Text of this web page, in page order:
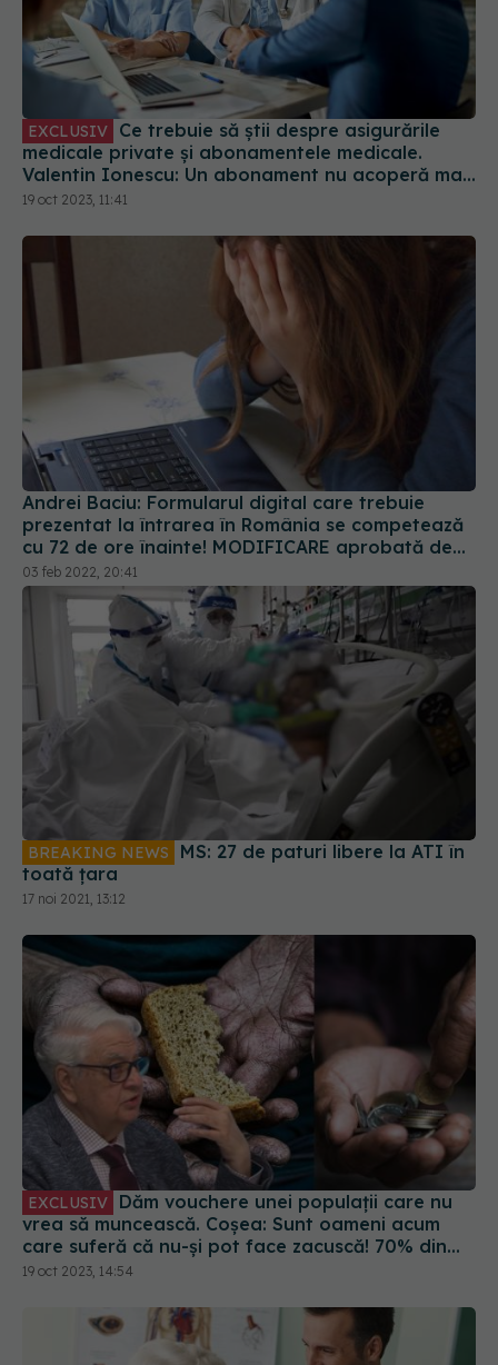
EXCLUSIV
medicale private și abonamentele medicale.
Valentin Ionescu: Un abonament nu acoperă mai
nimic. Vă induc în eroare
19 oct 2023, 11:41
Andrei Baciu: Formularul digital care trebuie
prezentat la întrarea în România se competează
cu 72 de ore înainte! MODIFICARE aprobată de
Guvern
03 feb 2022, 20:41
BREAKING NEWS
toată țara
17 noi 2021, 13:12
EXCLUSIV
vrea să muncească. Coșea: Sunt oameni acum
care suferă că nu-și pot face zacuscă! 70% din
populația României este în pericol de sărăcie
19 oct 2023, 14:54